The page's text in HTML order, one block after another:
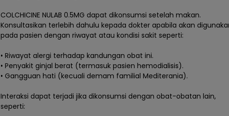
COLCHICINE NULAB 0.5MG dapat dikonsumsi setelah makan.
Konsultasikan terlebih dahulu kepada dokter apabila akan
pada pasien dengan riwayat atau kondisi sakit seperti:
• Riwayat alergi terhadap kandungan obat ini.
• Penyakit ginjal berat (termasuk pasien hemodialisis).
• Gangguan hati (kecuali demam familial Mediterania).
Interaksi dapat terjadi jika dikonsumsi dengan obat-obatan lain,
seperti: